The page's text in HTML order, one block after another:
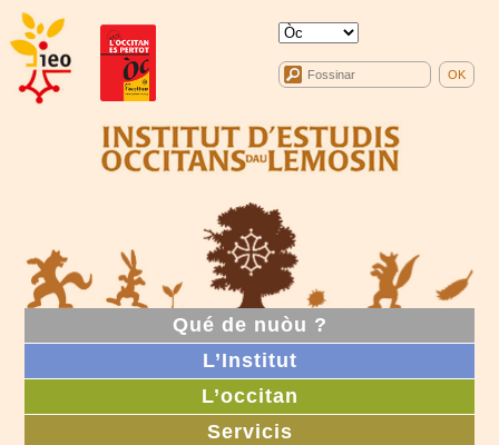
Qué de nuòu ?
L’Institut
L’occitan
Servicis